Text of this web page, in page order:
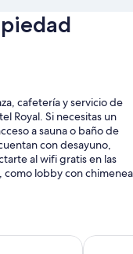
cafetería y servicio de
Royal. Si necesitas un
a sauna o baño de
con desayuno,
al wifi gratis en las
como lobby con chimenea
(con cargo) y estación de
Ruby